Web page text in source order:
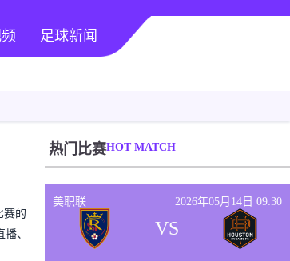
足球新闻
赛的
、
热门比赛HOT MATCH
美职联 2026年05月14日 09:30
VS